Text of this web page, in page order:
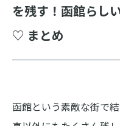
を残す！函館らし
♡ まとめ
函館という素敵な街で